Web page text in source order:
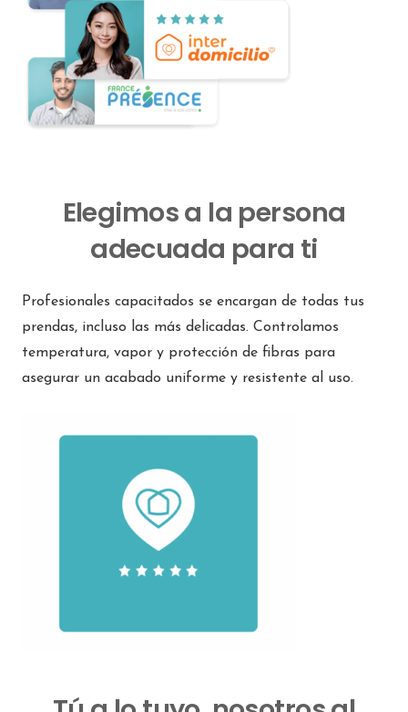
Elegimos a la persona
adecuada para ti
Profesionales capacitados se encargan de todas tus
prendas, incluso las más delicadas. Controlamos
temperatura, vapor y protección de fibras para
asegurar un acabado uniforme y resistente al uso.